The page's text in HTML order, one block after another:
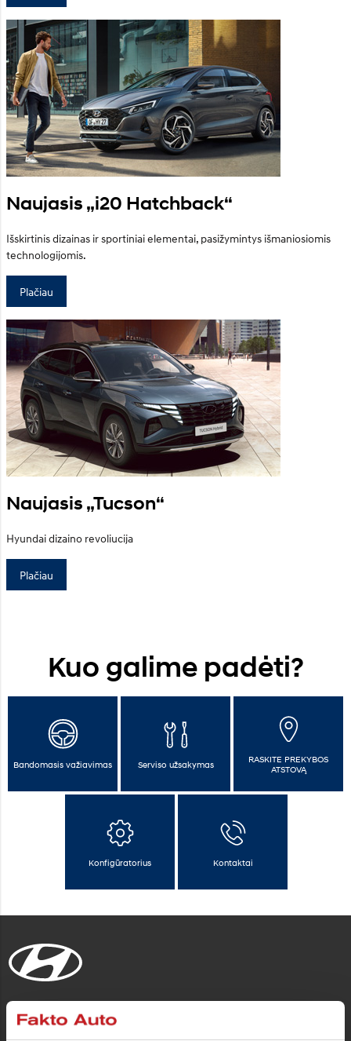
Naujasis „i20 Hatchback“
Išskirtinis dizainas ir sportiniai elementai, pasižymintys išmaniosiomis
technologijomis.
Plačiau
Naujasis „Tucson“
Hyundai dizaino revoliucija
Plačiau
Kuo galime padėti?
Bandomasis važiavimas Serviso užsakymas
RASKITE PREKYBOS
ATSTOVĄ
Konfigūratorius Kontaktai
Automobiliai